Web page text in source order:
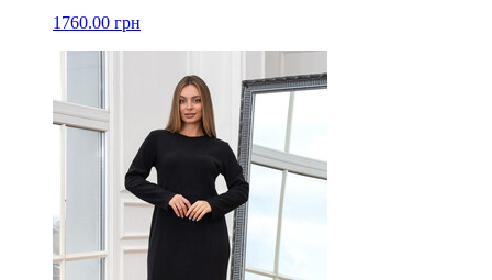
1760.00 грн